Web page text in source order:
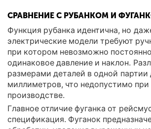
СРАВНЕНИЕ С РУБАНКОМ И
Функция рубанка идентична, но
электрические модели требуют
при котором невозможно
одинаковое давление и наклон.
размерами деталей в одной партии
миллиметров, что недопустимо
производстве.
Главное отличие фуганка от
спецификация. Фуганок